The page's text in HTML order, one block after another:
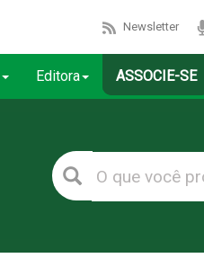
Newsletter
Editora ASSOCIE-SE